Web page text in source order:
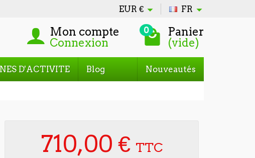
EUR € FR
Mon compte
Connexion
0 Panier
(vide)
D'ACTIVITE Blog Nouveautés
710,00 € TTC